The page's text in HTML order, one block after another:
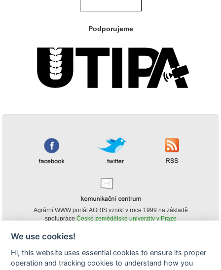
Podporujeme
Agrární WWW portál AGRIS vznikl v roce 1999 na základě
spolupráce České zemědělské univerzity v Praze
obsahu agrárního WWW portálu AGRIS je možné
(pokud není uvedeno jinak) pouze za podmínky uvedení zdroje v podobě
We use cookies!
Hi, this website uses essential cookies to ensure its proper
operation and tracking cookies to understand how you